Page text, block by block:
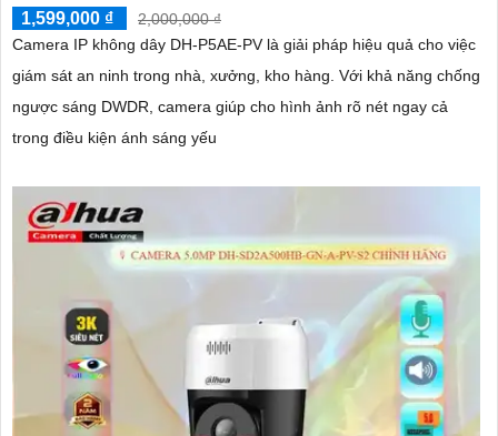
1,599,000 ₫
2,000,000 ₫
Camera IP không dây DH-P5AE-PV là giải pháp hiệu quả cho việc
giám sát an ninh trong nhà, xưởng, kho hàng. Với khả năng chống
ngược sáng DWDR, camera giúp cho hình ảnh rõ nét ngay cả
trong điều kiện ánh sáng yếu